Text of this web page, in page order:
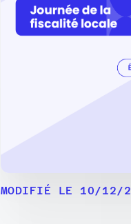
MODIFIÉ LE 10/12/